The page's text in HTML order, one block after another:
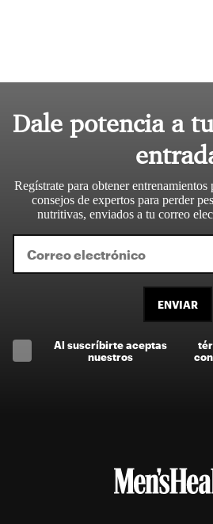
Dale potencia a
Regístrate para obtener entrenamientos
consejos de expertos para perder
nutritivas, enviados a tu correo
ENVIAR
Al suscríbirte aceptas
nuestros